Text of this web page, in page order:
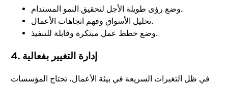
وضع رؤى طويلة الأجل لتحقيق النمو المستدام.
تحليل الأسواق وفهم اتجاهات الأعمال.
وضع خطط عمل مبتكرة وقابلة للتنفيذ.
4. إدارة التغيير بفعالية
في ظل التغيرات السريعة في بيئة الأعمال، تحتاج المؤسسات